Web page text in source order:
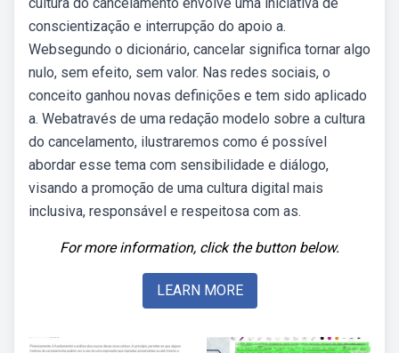
conscientização e interrupção do apoio a.
Websegundo o dicionário, cancelar significa tornar algo
nulo, sem efeito, sem valor. Nas redes sociais, o
conceito ganhou novas definições e tem sido aplicado
a. Webatravés de uma redação modelo sobre a cultura
do cancelamento, ilustraremos como é possível
abordar esse tema com sensibilidade e diálogo,
visando a promoção de uma cultura digital mais
inclusiva, responsável e respeitosa com as.
For more information, click the button below.
LEARN MORE